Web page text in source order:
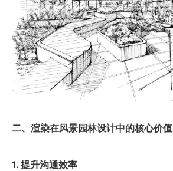
二、渲染在风景园林设计中的核心价值
1. 提升沟通效率